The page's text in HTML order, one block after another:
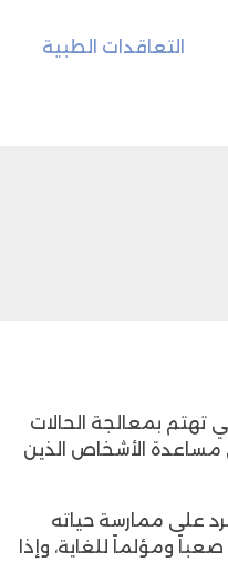
التعاقدات الطبية
بمعالجة الحالات
مساعدة الأشخاص الذين
على ممارسة حياته
ومؤلماً للغاية، وإذا